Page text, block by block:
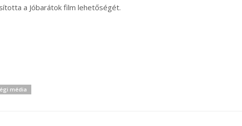
a Jóbarátok film lehetőségét.
média